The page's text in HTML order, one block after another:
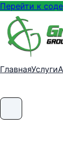
Перейти к
ГлавнаяУслуги